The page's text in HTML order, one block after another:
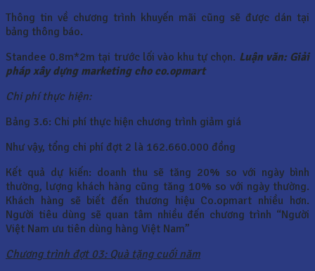
Thông tin về chương trình khuyến mãi cũng sẽ được dán tại
bảng thông báo.
Standee 0.8m*2m tại trước lối vào khu tự chọn. Luận văn: Giải
pháp xây dựng marketing cho co.opmart
Chi phí thực hiện:
Bảng 3.6: Chi phí thực hiện chương trình giảm giá
Như vậy, tổng chi phí đợt 2 là 162.660.000 đồng
Kết quả dự kiến: doanh thu sẽ tăng 20% so với ngày bình
thường, lượng khách hàng cũng tăng 10% so với ngày thường.
Khách hàng sẽ biết đến thương hiệu Co.opmart nhiều hơn.
Người tiêu dùng sẽ quan tâm nhiều đến chương trình “Người
Việt Nam ưu tiên dùng hàng Việt Nam”
Chương trình đợt 03: Quà tặng cuối năm